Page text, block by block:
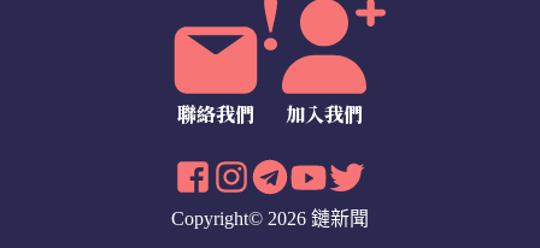
聯絡我們 加入我們
Copyright© 2026 鏈新聞